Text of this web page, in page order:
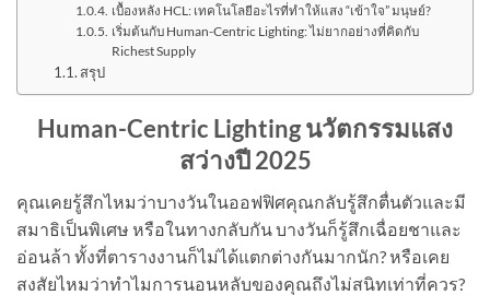
เบื้องหลัง HCL: เทคโนโลยีอะไรที่ทำให้แสง “เข้าใจ” มนุษย์?
เริ่มต้นกับ Human-Centric Lighting: ไม่ยากอย่างที่คิดกับ
Richest Supply
สรุป
Human-Centric Lighting นวัตกรรมแสง
สว่างปี 2025
คุณเคยรู้สึกไหมว่าบางวันในออฟฟิศคุณกลับรู้สึกตื่นตัวและมี
สมาธิเป็นพิเศษ หรือในทางกลับกัน บางวันก็รู้สึกเฉื่อยชาและ
อ่อนล้า ทั้งที่ตารางงานก็ไม่ได้แตกต่างกันมากนัก? หรือเคย
สงสัยไหมว่าทำไมการนอนหลับของคุณถึงไม่สนิทเท่าที่ควร?